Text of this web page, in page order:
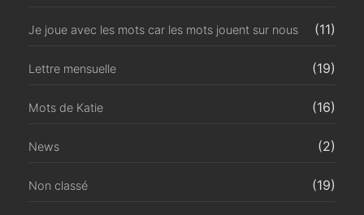
Je joue avec les mots car les mots jouent sur nous (11)
Lettre mensuelle (19)
Mots de Katie (16)
News (2)
Non classé (19)